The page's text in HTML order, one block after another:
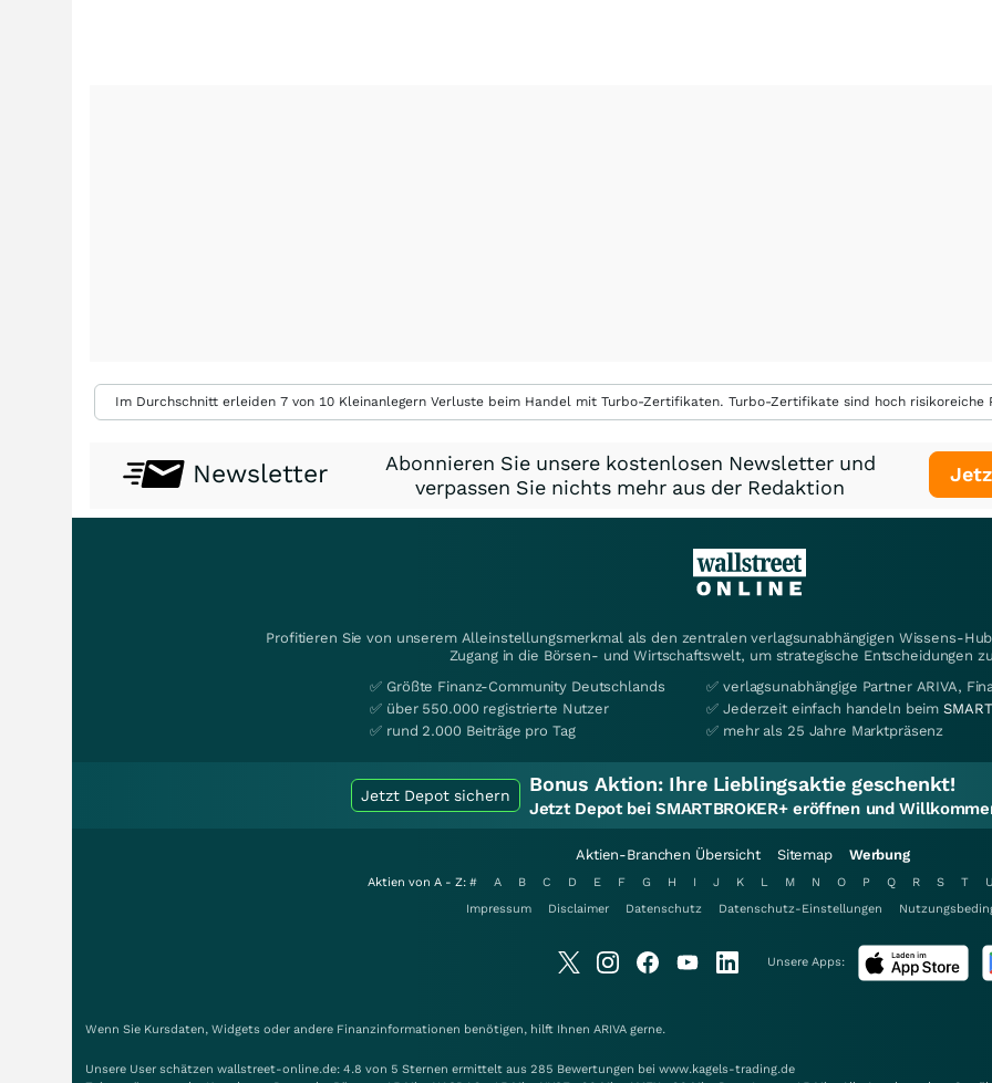
Im Durchschnitt erleiden 7 von 10 Kleinanlegern Verluste beim Handel mit Turbo-Zertifikaten. Turbo-Zertifikate sind hoch
Newsletter
Abonnieren Sie unsere kostenlosen Newsletter und
verpassen Sie nichts mehr aus der Redaktion
Profitieren Sie von unserem Alleinstellungsmerkmal als den zentralen verlagsunabhängigen Wissens-
Zugang in die Börsen- und Wirtschaftswelt, um strategische Entscheidungen
✅ Größte Finanz-Community Deutschlands
✅ über 550.000 registrierte Nutzer
✅ rund 2.000 Beiträge pro Tag
✅ verlagsunabhängige Partner ARIVA,
✅ Jederzeit einfach handeln beim
✅ mehr als 25 Jahre Marktpräsenz
Jetzt Depot sichern Bonus Aktion: Ihre Lieblingsaktie geschenkt!
Jetzt Depot bei SMARTBROKER+ eröffnen und
Aktien-Branchen Übersicht Sitemap Werbung
Aktien von A - Z: # A B C D E F G H I J K L M N O P Q R S T U
Impressum
Disclaimer Datenschutz Datenschutz-Einstellungen
Unsere Apps:
Wenn Sie Kursdaten, Widgets oder andere Finanzinformationen benötigen, hilft Ihnen ARIVA gerne.
Unsere User schätzen wallstreet-online.de: 4.8 von 5 Sternen ermittelt aus 285 Bewertungen bei www.kagels-trading.de